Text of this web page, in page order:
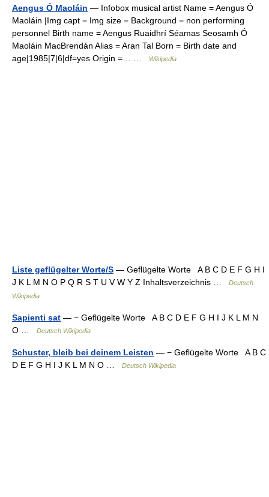
Aengus Ó Maoláin — Infobox musical artist Name = Aengus Ó
Maoláin |Img capt = Img size = Background = non performing
personnel Birth name = Aengus Ruaidhrí Séamas Seosamh Ó
Maoláin MacBrendán Alias = Aran Tal Born = Birth date and
age|1985|7|6|df=yes Origin =… …
Wikipedia
Liste geflügelter Worte/S — Geflügelte Worte A B C D E F G H I
J K L M N O P Q R S T U V W Y Z Inhaltsverzeichnis …
Deutsch
Wikipedia
Sapienti sat — − Geflügelte Worte A B C D E F G H I J K L M N
O …
Deutsch Wikipedia
Schuster, bleib bei deinem Leisten — − Geflügelte Worte A B C
D E F G H I J K L M N O …
Deutsch Wikipedia